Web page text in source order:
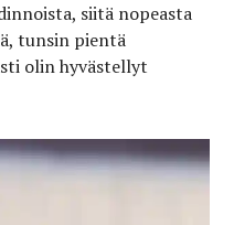
siitä nopeasta
tunsin pientä
olin hyvästellyt